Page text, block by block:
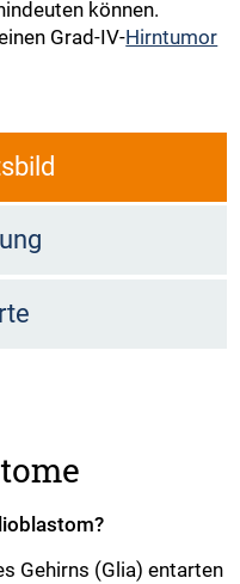
können.
Grad-IV-Hirntumor
Gehirns (Glia) entarten